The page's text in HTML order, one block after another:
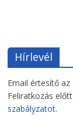
Hírlevél
Email értesítő
Feliratkozás
szabályzatot.